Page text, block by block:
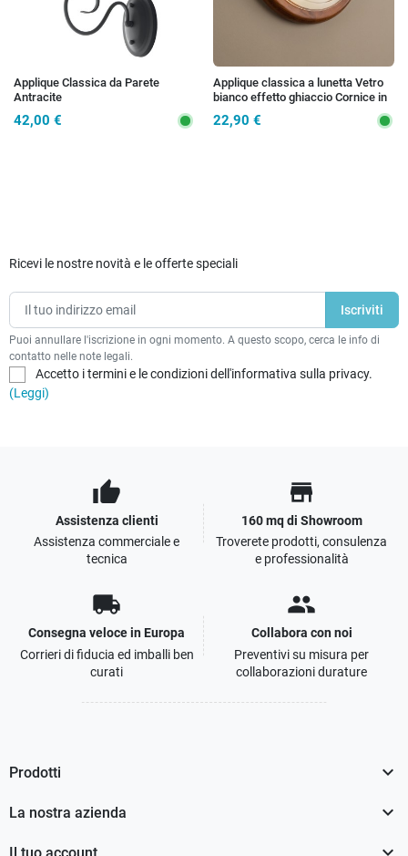
Applique Classica da Parete
Antracite
42,00 €
Applique classica a lunetta Vetro
bianco effetto ghiaccio Cornice in
22,90 €
Ricevi le nostre novità e le offerte speciali
Puoi annullare l'iscrizione in ogni momento. A questo scopo, cerca le info di
contatto nelle note legali.
Accetto i termini e le condizioni dell'informativa sulla privacy.
(Leggi)
thumb_up
Assistenza clienti
Assistenza commerciale e
tecnica
store
160 mq di Showroom
Troverete prodotti, consulenza
e professionalità
local_shipping
Consegna veloce in Europa
Corrieri di fiducia ed imballi ben
curati
people
Collabora con noi
Preventivi su misura per
collaborazioni durature
Prodotti 
La nostra azienda 